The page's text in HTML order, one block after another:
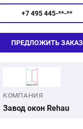
+7 495 445-**-**
ПРЕДЛОЖИТЬ ЗАКАЗ
КОМПАНИЯ
Завод окон Rehau